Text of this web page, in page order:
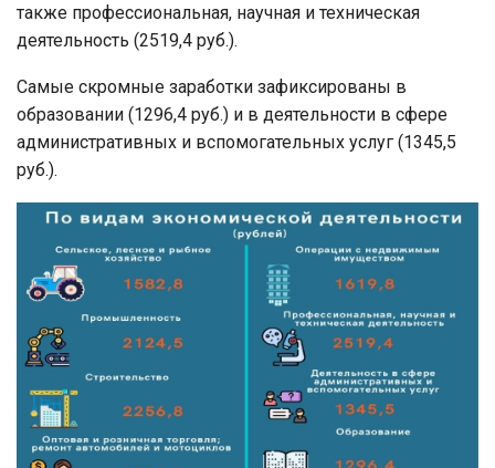
также профессиональная, научная и техническая
деятельность (2519,4 руб.).
Самые скромные заработки зафиксированы в
образовании (1296,4 руб.) и в деятельности в сфере
административных и вспомогательных услуг (1345,5
руб.).